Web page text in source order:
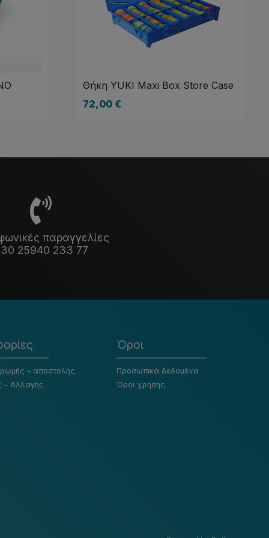
Θήκη YUKI Maxi Box Store Case
72,00 €
παραγγελίες
25940 233 77
– αποστολής
– Αλλαγής
Όροι
Προσωπικά δεδομένα
Όροι χρήσης